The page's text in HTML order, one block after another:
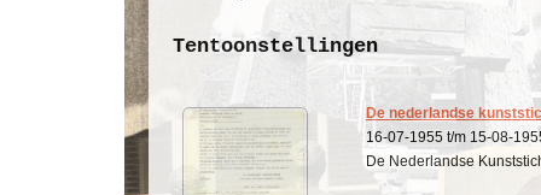
Tentoonstellingen
De nederlandse
16-07-1955 t/m 15-08-
De Nederlandse